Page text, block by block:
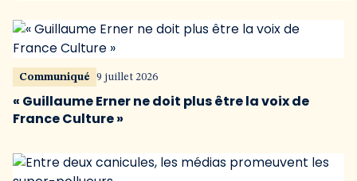
Communiqué 9 juillet 2026
« Guillaume Erner ne doit plus être la voix de
France Culture »